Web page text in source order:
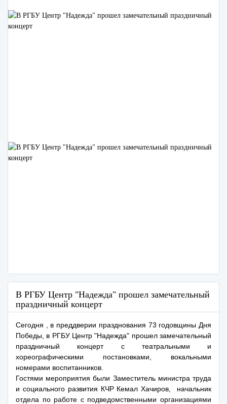
В РГБУ Центр "Надежда" прошел замечательный
праздничный концерт
Сегодня , в преддверии празднования 73 годовщины Дня
Победы, в РГБУ Центр "Надежда" прошел замечательный
праздничный концерт с театральными и
хореографическими постановками, вокальными
номерами воспитанников.
Гостями мероприятия были Заместитель министра труда
и социального развития КЧР Кемал Хачиров, начальник
отдела по работе с подведомственными организациями